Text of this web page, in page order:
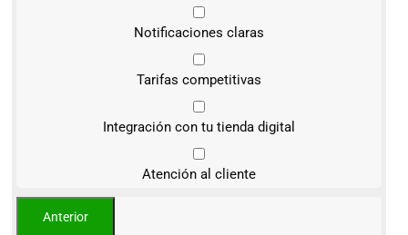
Notificaciones claras
Tarifas competitivas
Integración con tu tienda digital
Atención al cliente